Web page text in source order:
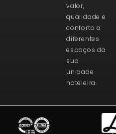
valor,
qualidade e
conforto a
diferentes
espaços da
sua
unidade
hoteleira.